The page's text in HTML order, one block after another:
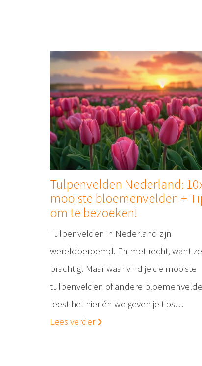
Tulpenvelden Nederland:
mooiste bloemenvelden +
om te bezoeken!
Tulpenvelden in Nederland zijn
wereldberoemd. En met recht, want ze
prachtig! Maar waar vind je de mooiste
tulpenvelden of andere
leest het hier én we geven je tips…
Lees verder